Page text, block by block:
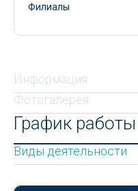
Филиалы
Информация
Фотогалерея
График работы
Виды деятельности